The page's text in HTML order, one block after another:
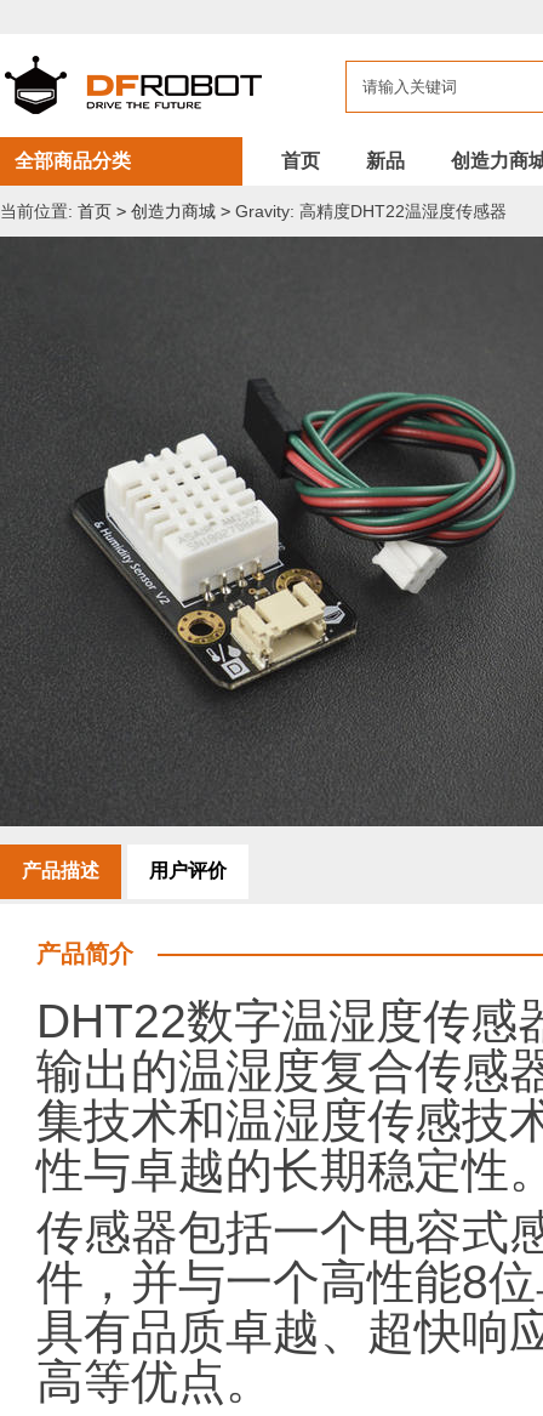
全部商品分类 首页 新品 创造力商
当前位置: 首页 > 创造力商城 > Gravity: 高精度DHT22温湿度传感器
产品描述 用户评价
产品简介
DHT22数字温湿度传感
输出的温湿度复合传感
集技术和温湿度传感技
性与卓越的长期稳定性
传感器包括一个电容式
件，并与一个高性能8
具有品质卓越、超快响
高等优点。